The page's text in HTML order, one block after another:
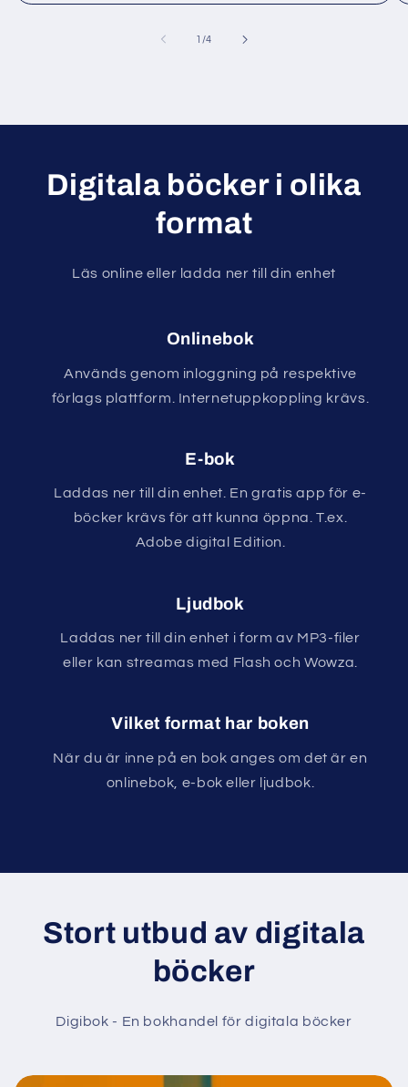
1 /av
4
Digitala böcker i olika
format
Läs online eller ladda ner till din enhet
Onlinebok
Används genom inloggning på respektive
förlags plattform. Internetuppkoppling krävs.
E-bok
Laddas ner till din enhet. En gratis app för e-
böcker krävs för att kunna öppna. T.ex.
Adobe digital Edition.
Ljudbok
Laddas ner till din enhet i form av MP3-filer
eller kan streamas med Flash och Wowza.
Vilket format har boken
När du är inne på en bok anges om det är en
onlinebok, e-bok eller ljudbok.
Stort utbud av digitala
böcker
Digibok - En bokhandel för digitala böcker